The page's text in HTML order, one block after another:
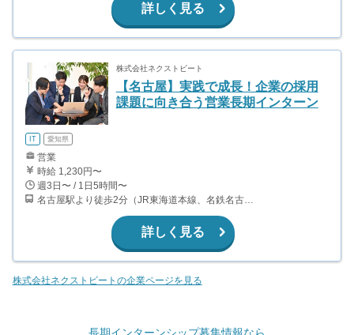
詳しく見る
株式会社ネクストビート
【名古屋】実践で成長！企業の採用
課題に向き合う営業長期インターン
IT 愛知県
営業
時給 1,230円〜
週3日〜 / 1日5時間〜
名古屋駅より徒歩2分（JR東海道本線、名鉄名古屋本線他）
詳しく見る
株式会社ネクストビートの企業ページを見る